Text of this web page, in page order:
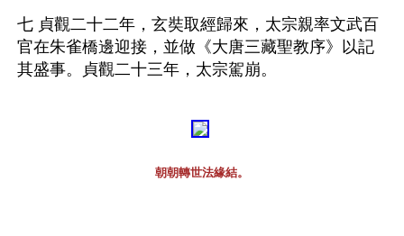
七 貞觀二十二年，玄奘取經歸來，太宗親率文武百
官在朱雀橋邊迎接，並做《大唐三藏聖教序》以記
其盛事。貞觀二十三年，太宗駕崩。
朝朝轉世法緣結。